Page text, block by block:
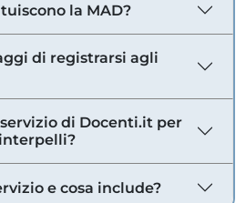
la MAD?
di registrarsi agli
di Docenti.it per
e cosa include?